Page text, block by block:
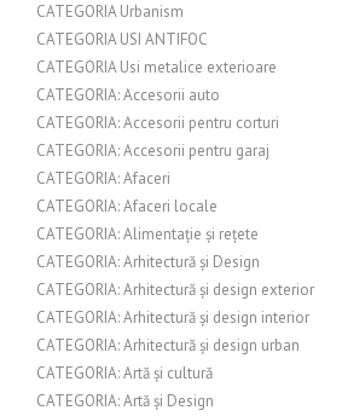
CATEGORIA Urbanism
CATEGORIA USI ANTIFOC
CATEGORIA Usi metalice exterioare
CATEGORIA: Accesorii auto
CATEGORIA: Accesorii pentru corturi
CATEGORIA: Accesorii pentru garaj
CATEGORIA: Afaceri
CATEGORIA: Afaceri locale
CATEGORIA: Alimentație și rețete
CATEGORIA: Arhitectură și Design
CATEGORIA: Arhitectură și design exterior
CATEGORIA: Arhitectură și design interior
CATEGORIA: Arhitectură și design urban
CATEGORIA: Artă și cultură
CATEGORIA: Artă și Design